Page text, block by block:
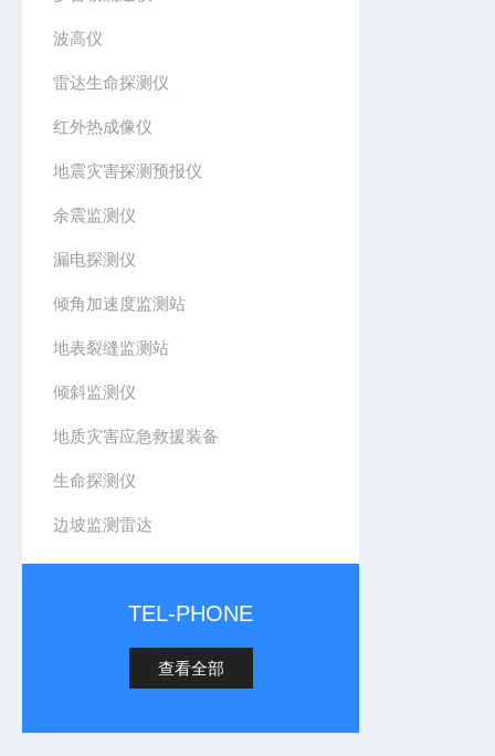
波高仪
雷达生命探测仪
红外热成像仪
地震灾害探测预报仪
余震监测仪
漏电探测仪
倾角加速度监测站
地表裂缝监测站
倾斜监测仪
地质灾害应急救援装备
生命探测仪
边坡监测雷达
TEL-PHONE
查看全部